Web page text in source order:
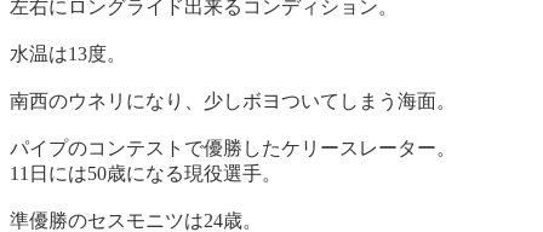
左右にロングライド出来るコンディション。
水温は13度。
南西のウネリになり、少しボヨついてしまう海面。
パイプのコンテストで優勝したケリースレーター。
11日には50歳になる現役選手。
準優勝のセスモニツは24歳。